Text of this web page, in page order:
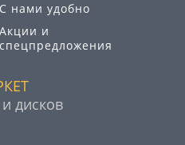
С нами удобно
Акции и
спецпредложения
дисков